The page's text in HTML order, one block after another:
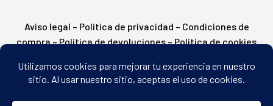
Aviso legal – Política de privacidad – Condiciones de
compra–Política de devoluciones–Política de cookies